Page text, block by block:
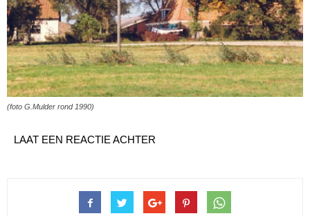
(foto G.Mulder rond 1990)
LAAT EEN REACTIE ACHTER